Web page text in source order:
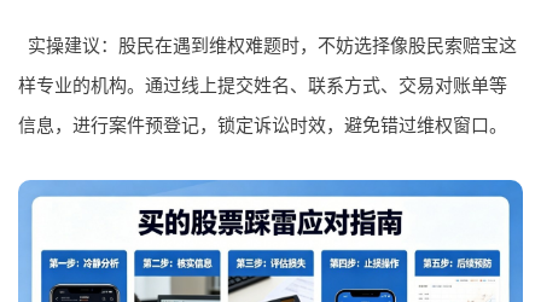
实操建议：股民在遇到维权难题时，不妨选择像股民索赔宝这
样专业的机构。通过线上提交姓名、联系方式、交易对账单等
信息，进行案件预登记，锁定诉讼时效，避免错过维权窗口。